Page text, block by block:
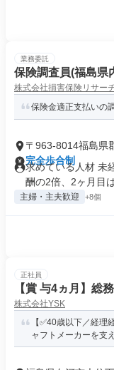
業務委託
保険調査員(福島県
株式会社損害保険リサー
保険金適正支払いの
〒963-8014福島県
完全歩合制
求めている人材 未
酬の2倍、2ヶ月目
主婦・主夫歓迎 +8個
正社員
【賞 与4ヵ月】総
株式会社YSK
【✅40歳以下／経理
ャフトメーカーを支